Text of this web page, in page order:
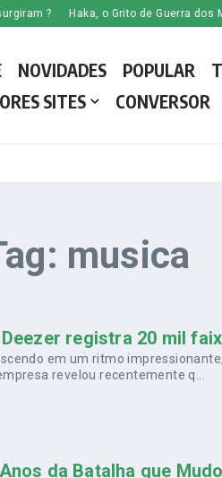
? Haka, o Grito de Guerra dos Maori
NOVIDADES POPULAR
SITES
CONVERSOR
musica
registra 20 mil
em um ritmo
revelou recentemente q...
da Batalha que